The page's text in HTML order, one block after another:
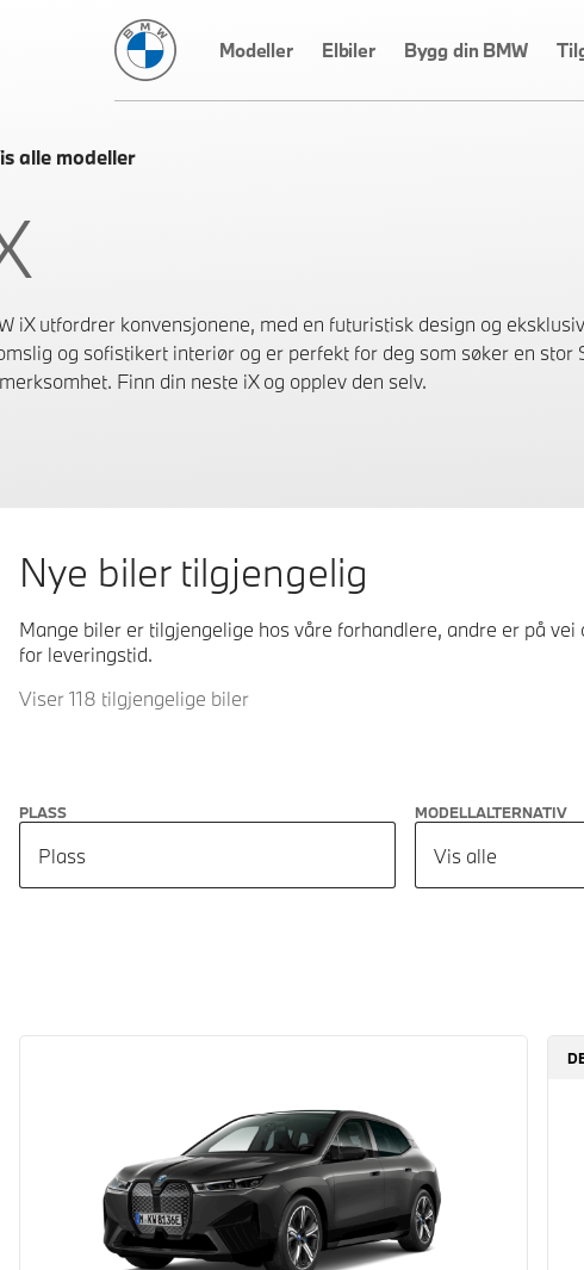
BMW Norge
Modeller Elbiler Bygg din BMW
alle modeller
iX utfordrer konvensjonene, med en futuristisk design og
og sofistikert interiør og er perfekt for deg som søker en stor
Finn din neste iX og opplev den selv.
Nye biler tilgjengelig
Mange biler er tilgjengelige hos våre forhandlere, andre er på
for leveringstid.
Viser 118 tilgjengelige biler
PLASS
Plass
MODELLALTERNATIV
Vis alle